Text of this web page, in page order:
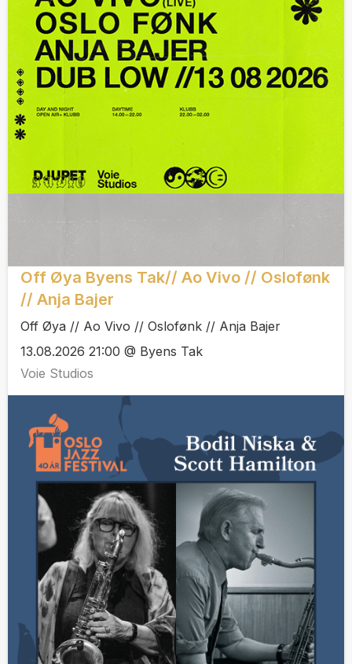
Off Øya Byens Tak// Ao Vivo // Oslofønk
// Anja Bajer
Off Øya // Ao Vivo // Oslofønk // Anja Bajer
13.08.2026 21:00 @ Byens Tak
Voie Studios